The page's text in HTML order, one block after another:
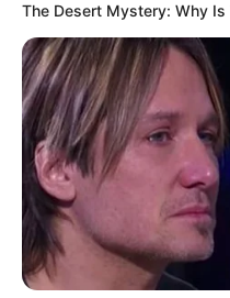
The Desert Mystery: Why Is